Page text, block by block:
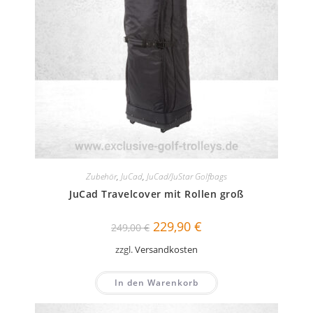
Zubehör, JuCad, JuCad/JuStar Golfbags
JuCad Travelcover mit Rollen groß
249,00€ Ursprünglicher
Preis
war:
249,00 €
229,90 €
zzgl.Versandkosten
In den Warenkorb